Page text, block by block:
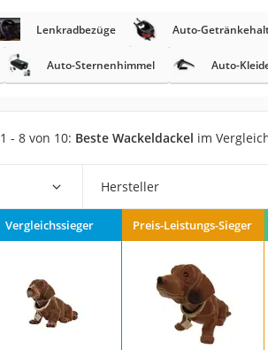
Sommerreifen 205/55
Autobatterie-Ladegerät
Starthilfe mit
Felgenbaum
Wagenheber
Service
Lenkradbezüge Auto-
Auto-Sternenhimmel Auto-
1 - 8 von 10: Beste Wackeldackel im
Hersteller
Vergleichssieger Preis-Leistungs-Sieger